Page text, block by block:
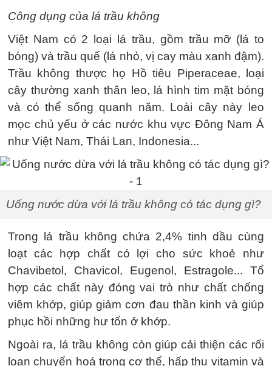
Công dụng của lá trầu không
Việt Nam có 2 loại lá trầu, gồm trầu mỡ (lá to
bóng) và trầu quế (lá nhỏ, vị cay màu xanh đậm).
Trầu không thược họ Hồ tiêu Piperaceae, loại
cây thường xanh thân leo, lá hình tim mặt bóng
và có thể sống quanh năm. Loài cây này leo
mọc chủ yếu ở các nước khu vực Đông Nam Á
như Việt Nam, Thái Lan, Indonesia...
Uống nước dừa với lá trầu không có tác dụng gì?
Trong lá trầu không chứa 2,4% tinh dầu cùng
loạt các hợp chất có lợi cho sức khoẻ như
Chavibetol, Chavicol, Eugenol, Estragole... Tổ
hợp các chất này đóng vai trò như chất chống
viêm khớp, giúp giảm cơn đau thần kinh và giúp
phục hồi những hư tổn ở khớp.
Ngoài ra, lá trầu không còn giúp cải thiện các rối
loạn chuyển hoá trong cơ thể, hấp thu vitamin và